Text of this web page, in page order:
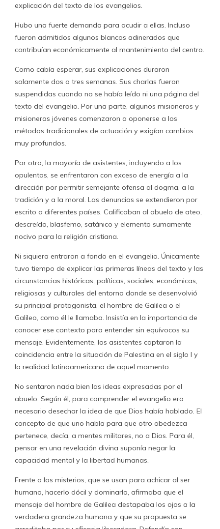
explicación del texto de los evangelios.
Hubo una fuerte demanda para acudir a ellas. Incluso
fueron admitidos algunos blancos adinerados que
contribuían económicamente al mantenimiento del centro.
Como cabía esperar, sus explicaciones duraron
solamente dos o tres semanas. Sus charlas fueron
suspendidas cuando no se había leído ni una página del
texto del evangelio. Por una parte, algunos misioneros y
misioneras jóvenes comenzaron a oponerse a los
métodos tradicionales de actuación y exigían cambios
muy profundos.
Por otra, la mayoría de asistentes, incluyendo a los
opulentos, se enfrentaron con exceso de energía a la
dirección por permitir semejante ofensa al dogma, a la
tradición y a la moral. Las denuncias se extendieron por
escrito a diferentes países. Calificaban al abuelo de ateo,
descreído, blasfemo, satánico y elemento sumamente
nocivo para la religión cristiana.
Ni siquiera entraron a fondo en el evangelio. Únicamente
tuvo tiempo de explicar las primeras líneas del texto y las
circunstancias históricas, políticas, sociales, económicas,
religiosas y culturales del entorno donde se desenvolvió
su principal protagonista, el hombre de Galilea o el
Galileo, como él le llamaba. Insistía en la importancia de
conocer ese contexto para entender sin equívocos su
mensaje. Evidentemente, los asistentes captaron la
coincidencia entre la situación de Palestina en el siglo I y
la realidad latinoamericana de aquel momento.
No sentaron nada bien las ideas expresadas por el
abuelo. Según él, para comprender el evangelio era
necesario desechar la idea de que Dios había hablado. El
concepto de que uno habla para que otro obedezca
pertenece, decía, a mentes militares, no a Dios. Para él,
pensar en una revelación divina suponía negar la
capacidad mental y la libertad humanas.
Frente a los misterios, que se usan para achicar al ser
humano, hacerlo dócil y dominarlo, afirmaba que el
mensaje del hombre de Galilea destapaba los ojos a la
verdadera grandeza humana y que su propuesta se